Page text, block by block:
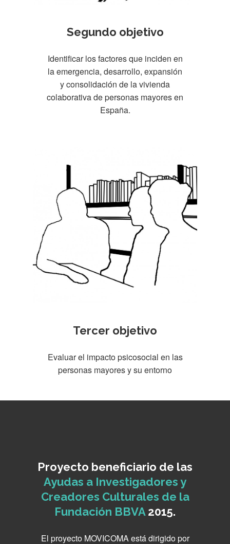
Segundo objetivo
Identificar los factores que inciden en
la emergencia, desarrollo, expansión
y consolidación de la vivienda
colaborativa de personas mayores en
España.
Tercer objetivo
Evaluar el impacto psicosocial en las
personas mayores y su entorno
Proyecto beneficiario de las
Ayudas a Investigadores y
Creadores Culturales de la
Fundación BBVA 2015.
El proyecto MOVICOMA está dirigido por